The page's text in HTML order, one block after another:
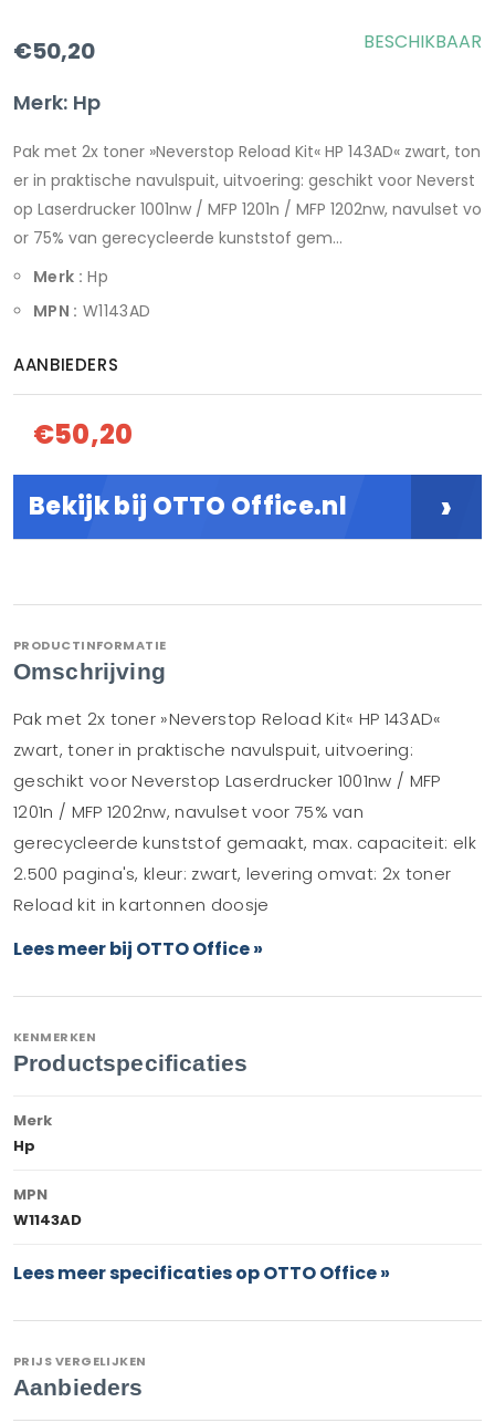
€50,20
Merk: Hp
BESCHIKBAAR
Pak met 2x toner »Neverstop Reload Kit« HP 143AD« zwart, ton
er in praktische navulspuit, uitvoering: geschikt voor Neverst
op Laserdrucker 1001nw / MFP 1201n / MFP 1202nw, navulset vo
or 75% van gerecycleerde kunststof gem...
Merk : Hp
MPN : W1143AD
AANBIEDERS
€50,20
Bekijk bij OTTO Office.nl ›
PRODUCTINFORMATIE
Omschrijving
Pak met 2x toner »Neverstop Reload Kit« HP 143AD«
zwart, toner in praktische navulspuit, uitvoering:
geschikt voor Neverstop Laserdrucker 1001nw / MFP
1201n / MFP 1202nw, navulset voor 75% van
gerecycleerde kunststof gemaakt, max. capaciteit: elk
2.500 pagina's, kleur: zwart, levering omvat: 2x toner
Reload kit in kartonnen doosje
Lees meer bij OTTO Office »
KENMERKEN
Productspecificaties
Merk
Hp
MPN
W1143AD
Lees meer specificaties op OTTO Office »
PRIJS VERGELIJKEN
Aanbieders